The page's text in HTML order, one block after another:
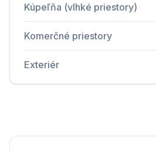
Kúpeľňa (vlhké priestory)
Komerčné priestory
Exteriér